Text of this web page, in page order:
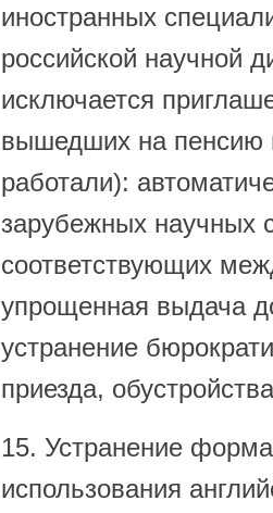
иностранных
российской научной
исключается
вышедших на пенсию
работали):
зарубежных научных
соответствующих
упрощенная выдача
устранение
приезда,
15. Устранение
использования